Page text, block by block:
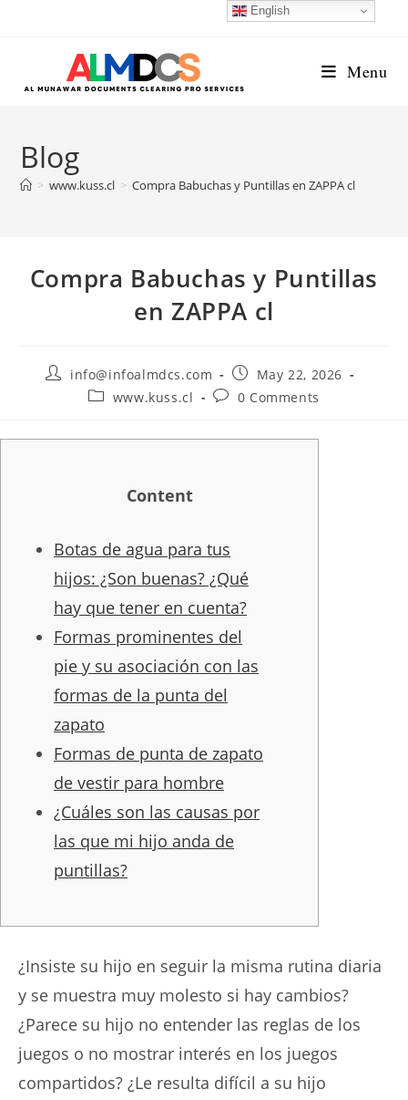
Menu
Blog
> www.kuss.cl > Compra Babuchas y Puntillas en ZAPPA cl
Compra Babuchas y Puntillas
en ZAPPA cl
Post
author:
info@infoalmdcs.com
Post
published:
May 22, 2026
Postwww.kuss.cl
Post0 Comments
Content
Botas de agua para tus
hijos: ¿Son buenas? ¿Qué
hay que tener en cuenta?
Formas prominentes del
pie y su asociación con las
formas de la punta del
zapato
Formas de punta de zapato
de vestir para hombre
¿Cuáles son las causas por
las que mi hijo anda de
puntillas?
¿Insiste su hijo en seguir la misma rutina diaria
y se muestra muy molesto si hay cambios?
¿Parece su hijo no entender las reglas de los
juegos o no mostrar interés en los juegos
compartidos? ¿Le resulta difícil a su hijo
English